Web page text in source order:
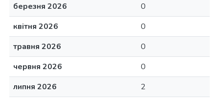
березня 2026
0
квітня 2026
0
травня 2026
0
червня 2026
0
липня 2026
2